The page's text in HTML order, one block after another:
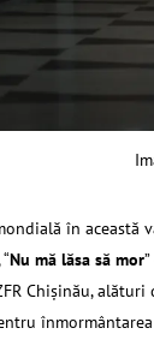
în această
Nu mă lăsa să mor
Chişinău,
înmormântarea